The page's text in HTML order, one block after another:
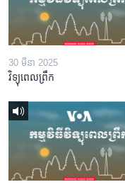
30 មីនា 2025
វិទ្យុពេលព្រឹក